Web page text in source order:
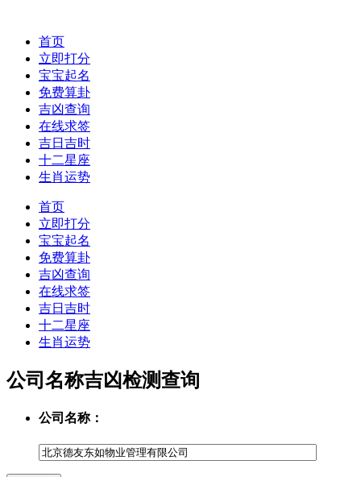
首页
立即打分
宝宝起名
免费算卦
吉凶查询
在线求签
吉日吉时
十二星座
生肖运势
首页
立即打分
宝宝起名
免费算卦
吉凶查询
在线求签
吉日吉时
十二星座
生肖运势
公司名称吉凶检测查询
公司名称：